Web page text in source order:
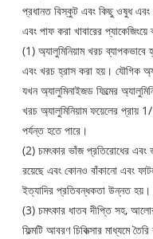
প্রধানত বিস্কুট এবং কিছু ওষুধ এবং
এবং পাফ করা খাবারের
(1) অ্যালুমিনিয়াম খরচ
এবং খরচ হ্রাস করা হয়। যৌগিক
যখন অ্যালুমিনাইজড ফিল্মের
খরচ অ্যালুমিনিয়াম ফয়েলের
পর্যন্ত হতে পারে।
(2) চমৎকার ভাঁজ প্রতিরোধের
রয়েছে এবং কোনও বাঁকানো এবং
ইত্যাদির প্রতিবন্ধকতা উন্নত হয়।
(3) চমৎকার ধাতব দীপ্তি সহ,
ফিল্মটি আবরণ চিকিত্সার মাধ্যমে